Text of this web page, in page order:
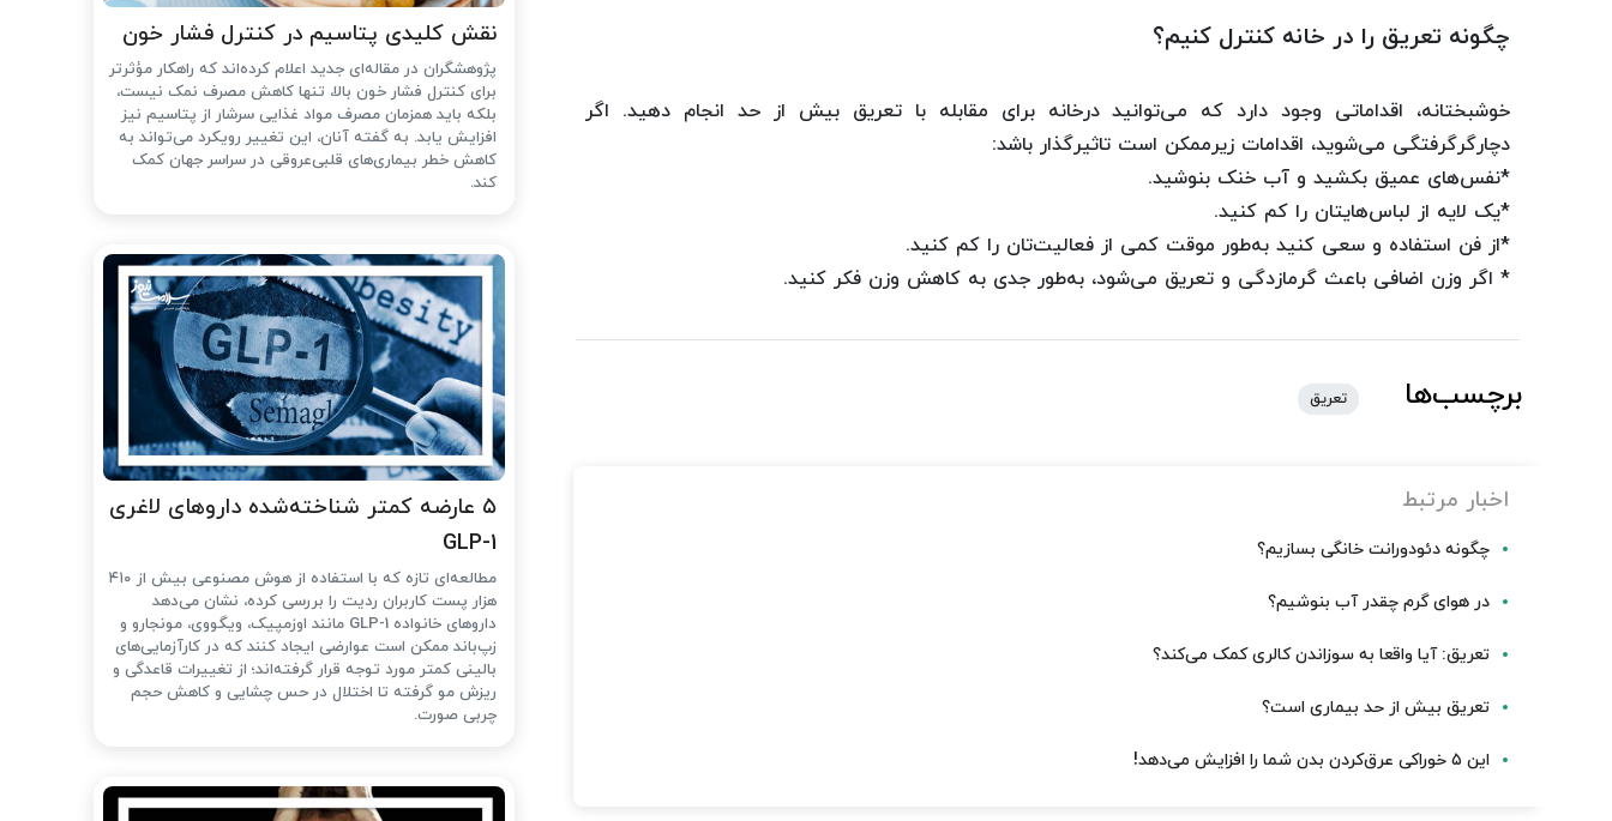
چگونه تعریق را در خانه کنترل کنیم؟
خوشبختانه، اقداماتی وجود دارد که می‌توانید درخانه برای مقابله با تعریق بیش از حد انجام دهید. اگر
دچارگرگرفتگی می‌شوید، اقدامات زیرممکن است تاثیرگذار باشد:
*نفس‌های عمیق بکشید و آب خنک بنوشید.
*یک لایه از لباس‌هایتان را کم کنید.
*از فن استفاده و سعی کنید به‌طور موقت کمی از فعالیت‌تان را کم کنید.
* اگر وزن اضافی باعث گرمازدگی و تعریق می‌شود، به‌طور جدی به کاهش وزن فکر کنید.
برچسب‌ها تعریق
اخبار مرتبط
چگونه دئودورانت خانگی بسازیم؟
در هوای گرم چقدر آب بنوشیم؟
تعریق: آیا واقعا به سوزاندن کالری کمک می‌کند؟
تعریق بیش از حد بیماری است؟
این ۵ خوراکی عرق‌کردن بدن شما را افزایش می‌دهد!
نقش کلیدی پتاسیم در کنترل فشار خون
پژوهشگران در مقاله‌ای جدید اعلام کرده‌اند که راهکار مؤثرتر
برای کنترل فشار خون بالا، تنها کاهش مصرف نمک نیست،
بلکه باید همزمان مصرف مواد غذایی سرشار از پتاسیم نیز
افزایش یابد. به گفته آنان، این تغییر رویکرد می‌تواند به
کاهش خطر بیماری‌های قلبی‌عروقی در سراسر جهان کمک
کند.
۵ عارضه کمتر شناخته‌شده داروهای لاغری
GLP-1
مطالعه‌ای تازه که با استفاده از هوش مصنوعی بیش از ۴۱۰
هزار پست کاربران ردیت را بررسی کرده، نشان می‌دهد
داروهای خانواده GLP-1 مانند اوزمپیک، ویگووی، مونجارو و
زپ‌باند ممکن است عوارضی ایجاد کنند که در کارآزمایی‌های
بالینی کمتر مورد توجه قرار گرفته‌اند؛ از تغییرات قاعدگی و
ریزش مو گرفته تا اختلال در حس چشایی و کاهش حجم
چربی صورت.